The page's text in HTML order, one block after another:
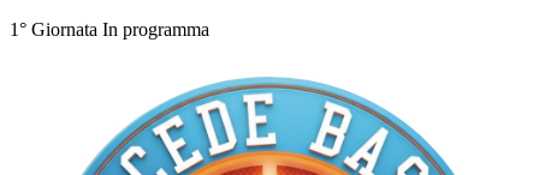
1° Giornata In programma